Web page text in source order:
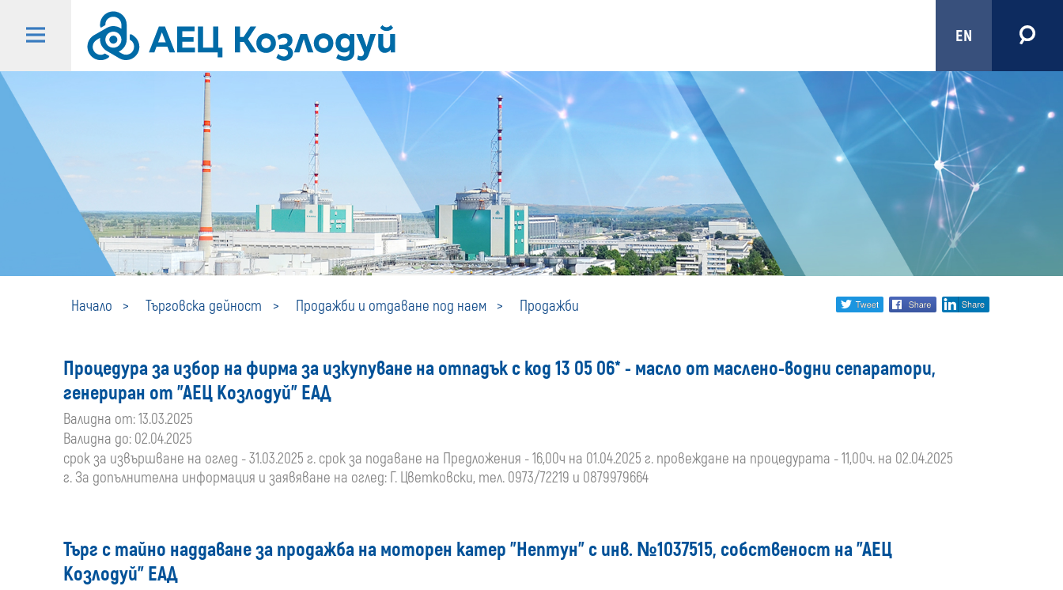
EN
Начало Търговска дейност Продажби и отдаване под наем Продажби
Продажби
Share
media
twitter facebook
Процедура за избор на фирма за изкупуване на отпадък с код 13 05 06* - масло от маслено-водни сепаратори,
генериран от "АЕЦ Козлодуй" ЕАД
Валидна от: 13.03.2025
Валидна до: 02.04.2025
срок за извършване на оглед - 31.03.2025 г. срок за подаване на Предложения - 16,00ч на 01.04.2025 г. провеждане на процедурата - 11,00ч. на 02.04.2025
г. За допълнителна информация и заявяване на оглед: Г. Цветковски, тел. 0973/72219 и 0879979664
Търг с тайно наддаване за продажба на моторен катер "Нептун" с инв. №1037515, собственост на "АЕЦ
Козлодуй" ЕАД